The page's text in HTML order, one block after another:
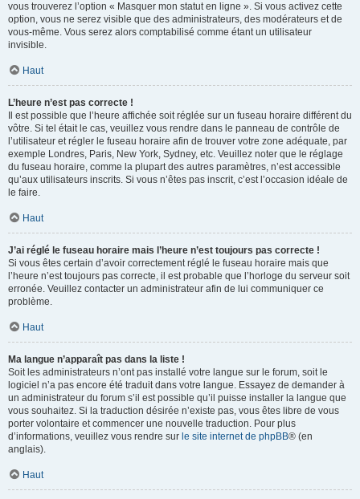
vous trouverez l’option « Masquer mon statut en ligne ». Si vous activez cette
option, vous ne serez visible que des administrateurs, des modérateurs et de
vous-même. Vous serez alors comptabilisé comme étant un utilisateur
invisible.
Haut
L’heure n’est pas correcte !
Il est possible que l’heure affichée soit réglée sur un fuseau horaire différent du
vôtre. Si tel était le cas, veuillez vous rendre dans le panneau de contrôle de
l’utilisateur et régler le fuseau horaire afin de trouver votre zone adéquate, par
exemple Londres, Paris, New York, Sydney, etc. Veuillez noter que le réglage
du fuseau horaire, comme la plupart des autres paramètres, n’est accessible
qu’aux utilisateurs inscrits. Si vous n’êtes pas inscrit, c’est l’occasion idéale de
le faire.
Haut
J’ai réglé le fuseau horaire mais l’heure n’est toujours pas correcte !
Si vous êtes certain d’avoir correctement réglé le fuseau horaire mais que
l’heure n’est toujours pas correcte, il est probable que l’horloge du serveur soit
erronée. Veuillez contacter un administrateur afin de lui communiquer ce
problème.
Haut
Ma langue n’apparaît pas dans la liste !
Soit les administrateurs n’ont pas installé votre langue sur le forum, soit le
logiciel n’a pas encore été traduit dans votre langue. Essayez de demander à
un administrateur du forum s’il est possible qu’il puisse installer la langue que
vous souhaitez. Si la traduction désirée n’existe pas, vous êtes libre de vous
porter volontaire et commencer une nouvelle traduction. Pour plus
d’informations, veuillez vous rendre sur le site internet de phpBB® (en
anglais).
Haut